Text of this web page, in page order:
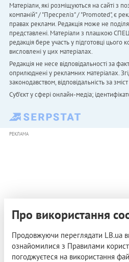
Матеріали, які розміщуються на сайті з
компаній" / "Пресреліз" / "Promoted", є
правах реклами. Редакція може не
представлені. Матеріали з плашкою
редакція бере участь у підготовці цього
висловлені у цих матеріалах.
Редакція не несе відповідальності за
оприлюднені у рекламних матеріалах.
законодавством, відповідальність за
Cуб'єкт у сфері онлайн-медіа;
РЕКЛАМА
Про використання
Продовжуючи переглядати LB.ua
ознайомилися з Правилами
погоджуєтеся на використання